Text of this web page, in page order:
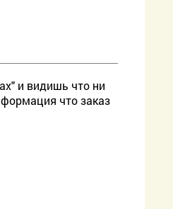
и видишь что ни
что заказ